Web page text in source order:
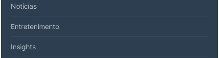
Notícias
Entretenimento
Insights